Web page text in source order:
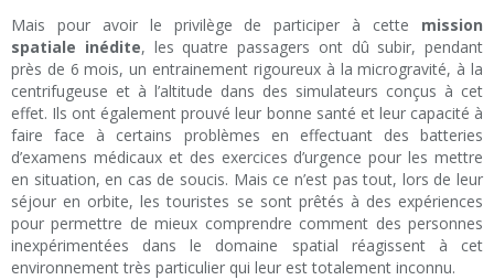
Mais pour avoir le privilège de participer à cette mission
spatiale inédite, les quatre passagers ont dû subir, pendant
près de 6 mois, un entrainement rigoureux à la microgravité, à la
centrifugeuse et à l’altitude dans des simulateurs conçus à cet
effet. Ils ont également prouvé leur bonne santé et leur capacité à
faire face à certains problèmes en effectuant des batteries
d’examens médicaux et des exercices d’urgence pour les mettre
en situation, en cas de soucis. Mais ce n’est pas tout, lors de leur
séjour en orbite, les touristes se sont prêtés à des expériences
pour permettre de mieux comprendre comment des personnes
inexpérimentées dans le domaine spatial réagissent à cet
environnement très particulier qui leur est totalement inconnu.